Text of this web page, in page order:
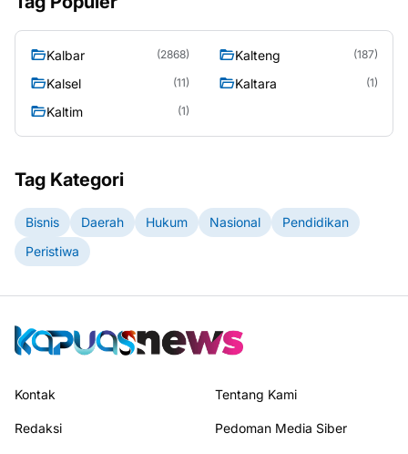
Kalbar (2868) Kalteng (187)
Kalsel (11) Kaltara (1)
Kaltim (1)
Tag Kategori
Bisnis Daerah Hukum Nasional
Pendidikan
Peristiwa
Kontak Tentang Kami
Redaksi Pedoman Media Siber